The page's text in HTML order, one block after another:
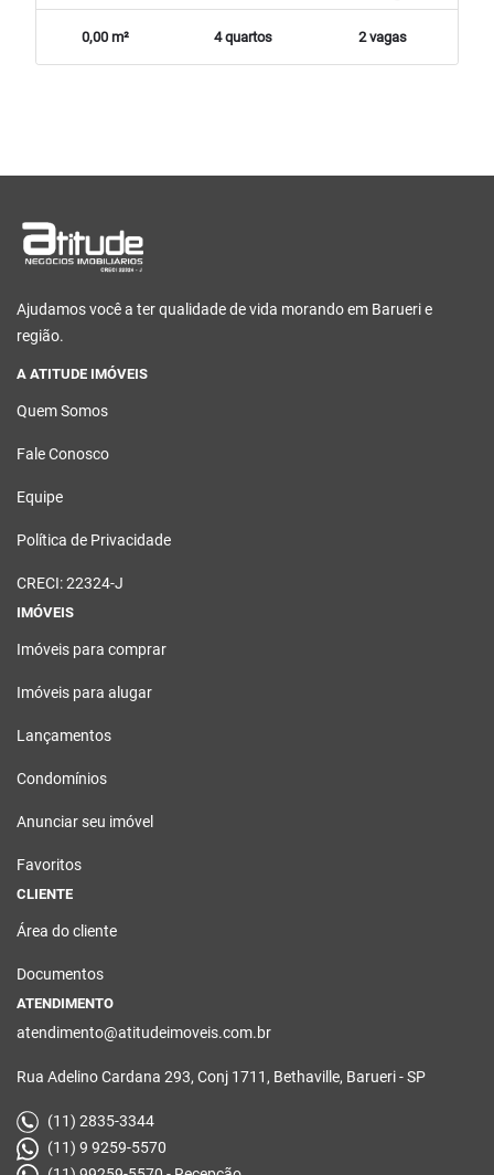
0,00 m² 4 quartos 2 vagas
Ajudamos você a ter qualidade de vida morando em Barueri e
região.
A ATITUDE IMÓVEIS
Quem Somos
Fale Conosco
Equipe
Política de Privacidade
CRECI: 22324-J
IMÓVEIS
Imóveis para comprar
Imóveis para alugar
Lançamentos
Condomínios
Anunciar seu imóvel
Favoritos
CLIENTE
Área do cliente
Documentos
ATENDIMENTO
atendimento@atitudeimoveis.com.br
Rua Adelino Cardana 293, Conj 1711, Bethaville, Barueri - SP
(11) 2835-3344
(11) 9 9259-5570